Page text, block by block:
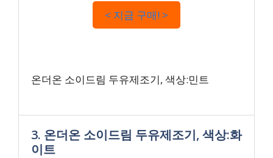
< 지금 구매! >
온더온 소이드림 두유제조기, 색상:민트
3. 온더온 소이드림 두유제조기, 색상:화
이트